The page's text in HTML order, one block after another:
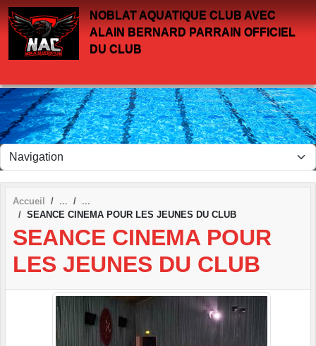
NOBLAT AQUATIQUE CLUB AVEC
ALAIN BERNARD PARRAIN OFFICIEL
DU CLUB
Accueil
SEANCE CINEMA POUR LES JEUNES DU CLUB
SEANCE CINEMA POUR
LES JEUNES DU CLUB
Panneau de gestion des cookies